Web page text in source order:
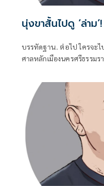
นุ่งขาสั้นไปดู ‘ล่าม’!
บรรทัดฐาน.. ต่อไป ใครจะ
ศาลหลักเมืองนครศรีธรรม